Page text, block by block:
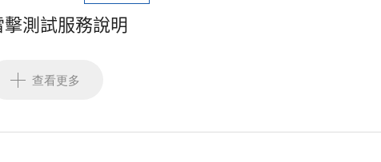
擊測試服務說明
查看更多